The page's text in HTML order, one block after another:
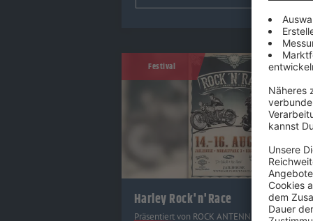
Beginnen Sie zu tippen, um Künstler
Festival
Harley Rock'n'Race
Präsentiert von ROCK ANTENNE Bayern